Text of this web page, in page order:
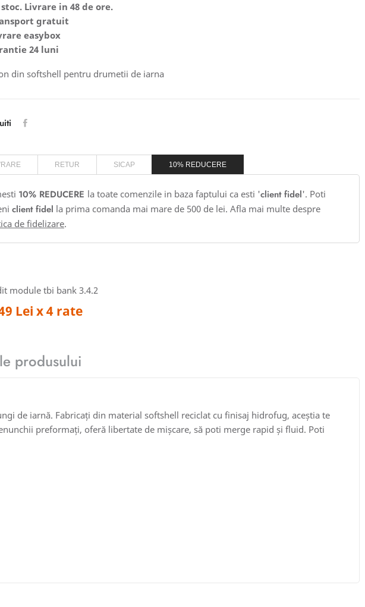
Livrare in 48 de ore.
gratuit
easybox
24 luni
din softshell pentru drumetii de iarna
RETUR SICAP 10% REDUCERE
10% REDUCERE la toate comenzile in baza faptului ca esti 'client fidel'. Poti
client fidel la prima comanda mai mare de 500 de lei. Afla mai multe despre
de fidelizare.
Lei x 4 rate
produsului
de iarnă. Fabricați din material softshell reciclat cu finisaj hidrofug, aceștia te
preformați, oferă libertate de mișcare, să poti merge rapid și fluid. Poti